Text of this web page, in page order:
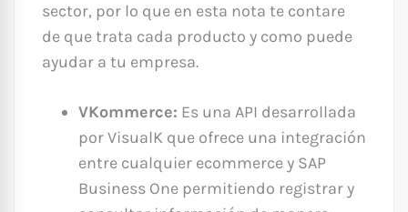
sector, por lo que en esta nota te contare
de que trata cada producto y como puede
ayudar a tu empresa.
VKommerce: Es una API desarrollada
por VisualK que ofrece una integración
entre cualquier ecommerce y SAP
Business One permitiendo registrar y